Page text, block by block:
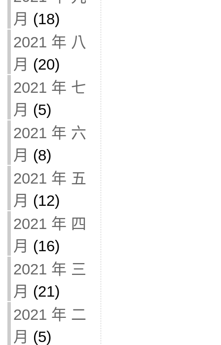
月 (18)
2021 年 八
月 (20)
2021 年 七
月 (5)
2021 年 六
月 (8)
2021 年 五
月 (12)
2021 年 四
月 (16)
2021 年 三
月 (21)
2021 年 二
月 (5)